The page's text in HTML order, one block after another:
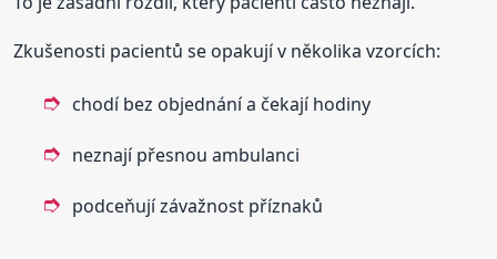
Zkušenosti pacientů se opakují v několika vzorcích:
chodí bez objednání a čekají hodiny
neznají přesnou ambulanci
podceňují závažnost příznaků